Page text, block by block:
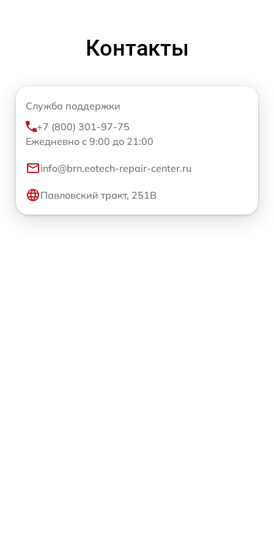
Контакты
Служба поддержки
+7 (800) 301-97-75
Ежедневно с 9:00 до 21:00
info@brn.eotech-repair-center.ru
Павловский тракт, 251В